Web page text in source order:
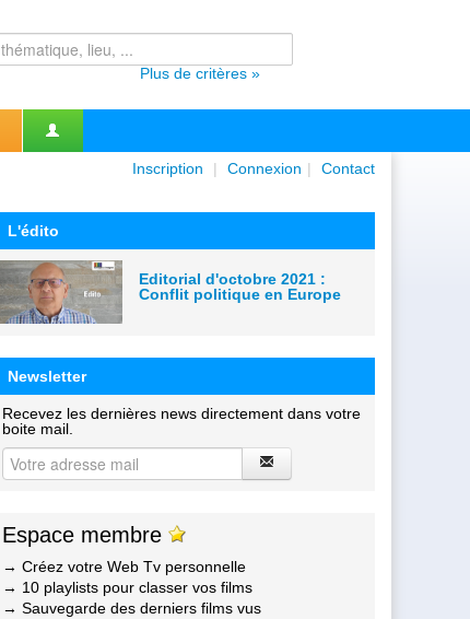
Plus de critères »
Inscription | Connexion | Contact
L'édito
Editorial d'octobre 2021 :
Conflit politique en Europe
Newsletter
Recevez les dernières news directement dans votre
boite mail.
Espace membre
→ Créez votre Web Tv personnelle
→ 10 playlists pour classer vos films
→ Sauvegarde des derniers films vus